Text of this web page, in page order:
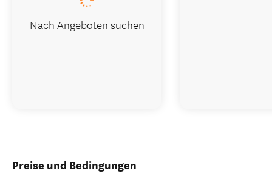
Preise und Bedingungen
Nach Angeboten suchen